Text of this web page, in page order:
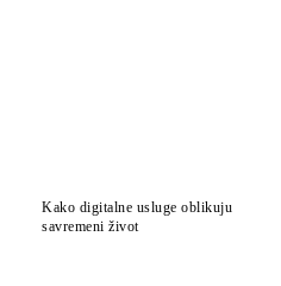
Kako digitalne usluge oblikuju
savremeni život